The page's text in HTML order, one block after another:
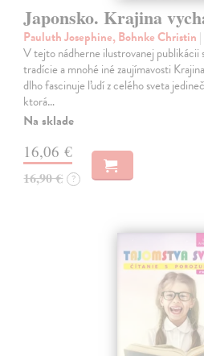
Japonsko. Krajina
Pauluth Josephine, Bohnke Christin
V tejto nádherne ilustrovanej publikácii
tradície a mnohé iné zaujímavosti
dlho fascinuje ľudí z celého sveta
ktorá…
Na sklade
16,06 €
16,90 € ?